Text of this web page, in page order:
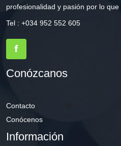
profesionalidad y pasión por lo que
Tel : +034 952 552 605
Conózcanos
Contacto
Conócenos
Información